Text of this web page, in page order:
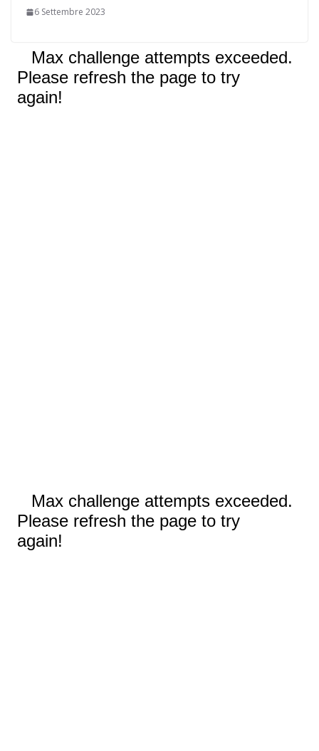
6 Settembre 2023